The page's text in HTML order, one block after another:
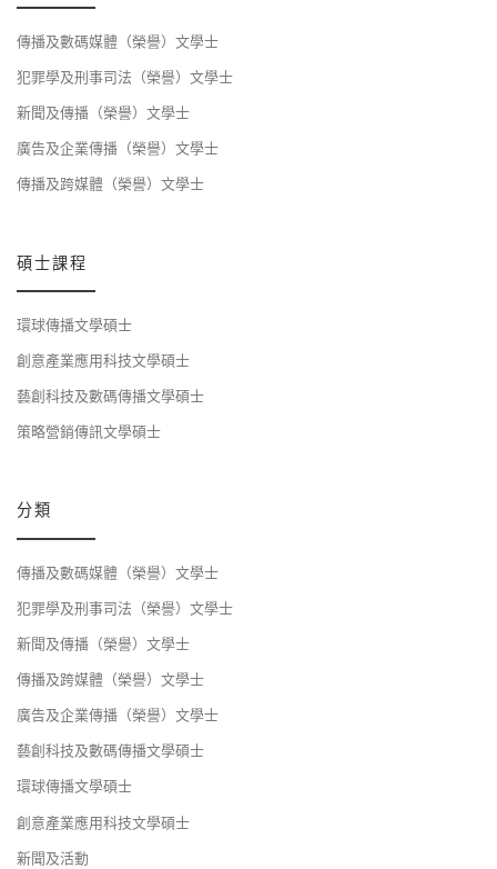
傳播及數碼媒體（榮譽）文學士
犯罪學及刑事司法（榮譽）文學士
新聞及傳播（榮譽）文學士
廣告及企業傳播（榮譽）文學士
傳播及跨媒體（榮譽）文學士
碩士課程
環球傳播文學碩士
創意產業應用科技文學碩士
藝創科技及數碼傳播文學碩士
策略營銷傳訊文學碩士
分類
傳播及數碼媒體（榮譽）文學士
犯罪學及刑事司法（榮譽）文學士
新聞及傳播（榮譽）文學士
傳播及跨媒體（榮譽）文學士
廣告及企業傳播（榮譽）文學士
藝創科技及數碼傳播文學碩士
環球傳播文學碩士
創意產業應用科技文學碩士
新聞及活動